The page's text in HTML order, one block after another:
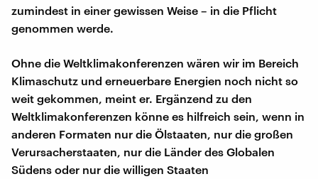
zumindest in einer gewissen Weise – in die Pflicht
genommen werde.
Ohne die Weltklimakonferenzen wären wir im Bereich
Klimaschutz und erneuerbare Energien noch nicht so
weit gekommen, meint er. Ergänzend zu den
Weltklimakonferenzen könne es hilfreich sein, wenn in
anderen Formaten nur die Ölstaaten, nur die großen
Verursacherstaaten, nur die Länder des Globalen
Südens oder nur die willigen Staaten